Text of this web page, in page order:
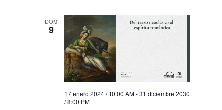
DOM
9
17 enero 2024 / 10:00 AM-31 diciembre 2030
/ 8:00 PM